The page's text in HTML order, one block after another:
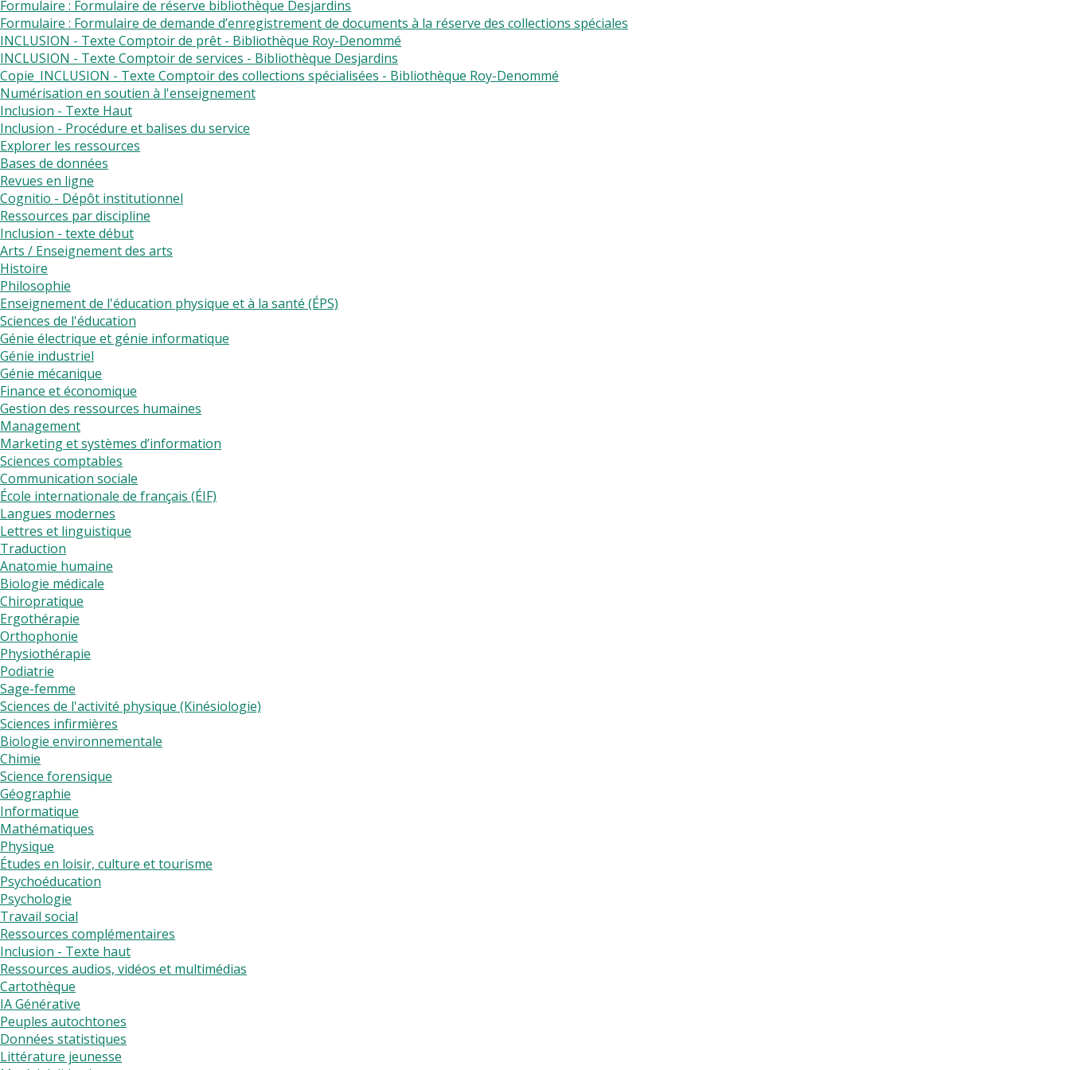
Formulaire : Formulaire de réserve bibliothèque Desjardins
Formulaire : Formulaire de demande d’enregistrement de documents à la réserve des collections spéciales
INCLUSION - Texte Comptoir de prêt - Bibliothèque Roy-Denommé
INCLUSION - Texte Comptoir de services - Bibliothèque Desjardins
Copie_INCLUSION - Texte Comptoir des collections spécialisées - Bibliothèque Roy-Denommé
Numérisation en soutien à l'enseignement
Inclusion - Texte Haut
Inclusion - Procédure et balises du service
Explorer les ressources
Bases de données
Revues en ligne
Cognitio - Dépôt institutionnel
Ressources par discipline
Inclusion - texte début
Arts / Enseignement des arts
Histoire
Philosophie
Enseignement de l'éducation physique et à la santé (ÉPS)
Sciences de l'éducation
Génie électrique et génie informatique
Génie industriel
Génie mécanique
Finance et économique
Gestion des ressources humaines
Management
Marketing et systèmes d’information
Sciences comptables
Communication sociale
École internationale de français (ÉIF)
Langues modernes
Lettres et linguistique
Traduction
Anatomie humaine
Biologie médicale
Chiropratique
Ergothérapie
Orthophonie
Physiothérapie
Podiatrie
Sage-femme
Sciences de l'activité physique (Kinésiologie)
Sciences infirmières
Biologie environnementale
Chimie
Science forensique
Géographie
Informatique
Mathématiques
Physique
Études en loisir, culture et tourisme
Psychoéducation
Psychologie
Travail social
Ressources complémentaires
Inclusion - Texte haut
Ressources audios, vidéos et multimédias
Cartothèque
IA Générative
Peuples autochtones
Données statistiques
Littérature jeunesse